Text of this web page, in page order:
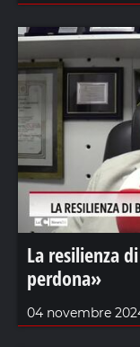
La resilienza
perdona»
04 novembre